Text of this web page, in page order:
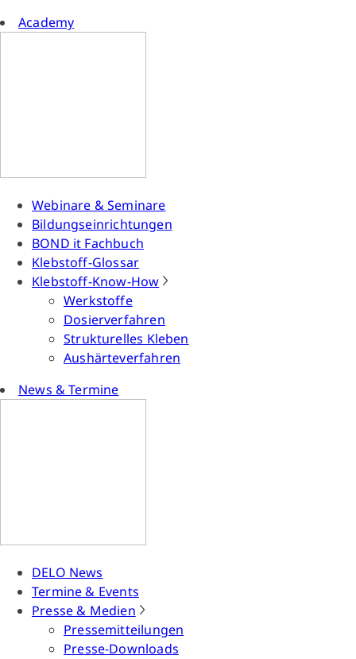
Academy
Webinare & Seminare
Bildungseinrichtungen
BOND it Fachbuch
Klebstoff-Glossar
Klebstoff-Know-How
Werkstoffe
Dosierverfahren
Strukturelles Kleben
Aushärteverfahren
News & Termine
DELO News
Termine & Events
Presse & Medien
Pressemitteilungen
Presse-Downloads